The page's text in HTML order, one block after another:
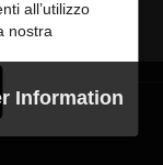
Information
all’utilizzo
nostra